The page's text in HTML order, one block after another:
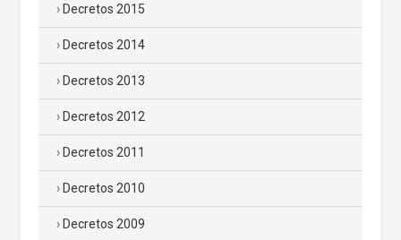
Decretos 2015
Decretos 2014
Decretos 2013
Decretos 2012
Decretos 2011
Decretos 2010
Decretos 2009